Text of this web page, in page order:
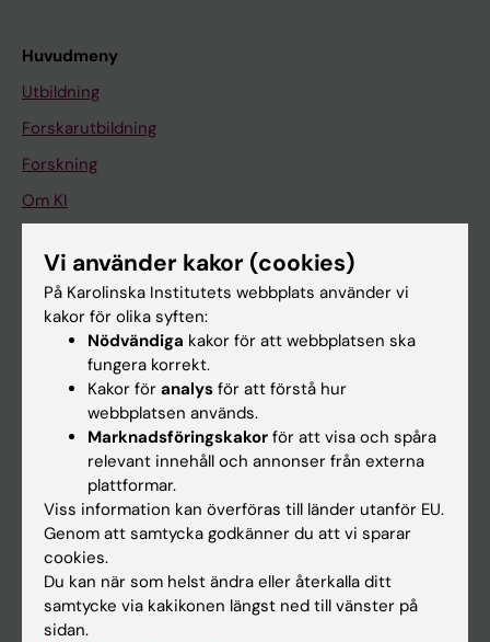
Huvudmeny
Utbildning
Forskarutbildning
Forskning
Om KI
På gång
Nyheter
Kalender
Schema
Studentmejlen
Kurs- och programwebbar
Student på KI
Vi använder kakor (cookies)
På Karolinska Institutets webbplats använder vi
kakor för olika syften:
Nödvändiga kakor för att webbplatsen ska
fungera korrekt.
Kakor för analys för att förstå hur
webbplatsen används.
Marknadsföringskakor för att visa och spåra
relevant innehåll och annonser från externa
plattformar.
Viss information kan överföras till länder utanför EU.
Genom att samtycka godkänner du att vi sparar
cookies.
Du kan när som helst ändra eller återkalla ditt
samtycke via kakikonen längst ned till vänster på
sidan.